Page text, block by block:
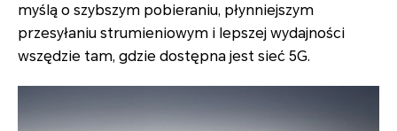
myślą o szybszym pobieraniu, płynniejszym
przesyłaniu strumieniowym i lepszej wydajności
wszędzie tam, gdzie dostępna jest sieć 5G.